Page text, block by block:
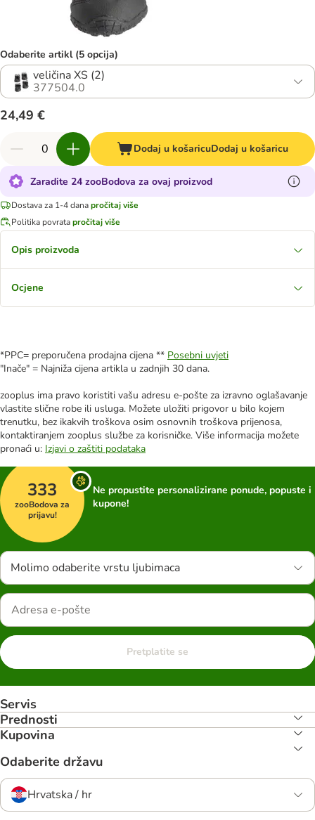
Odaberite artikl (5 opcija)
veličina XS (2)
377504.0
24,49 €
Dodaj u košaricuDodaj u košaricu
Zaradite 24 zooBodova za ovaj proizvod
Dostava za 1-4 danapročitaj više
Politika povratapročitaj više
Opis proizvoda
Ocjene
*PPC= preporučena prodajna cijena ** Posebni uvjeti
"Inače" = Najniža cijena artikla u zadnjih 30 dana.
zooplus ima pravo koristiti vašu adresu e-pošte za izravno oglašavanje
vlastite slične robe ili usluga. Možete uložiti prigovor u bilo kojem
trenutku, bez ikakvih troškova osim osnovnih troškova prijenosa,
kontaktiranjem zooplus službe za korisničke. Više informacija možete
pronaći u: Izjavi o zaštiti podataka
333
zooBodova za
prijavu!
Ne propustite personalizirane ponude, popuste i
kupone!
Molimo odaberite vrstu ljubimaca
Pretplatite se
Servis
Prednosti
Kupovina
Odaberite državu
Hrvatska / hr